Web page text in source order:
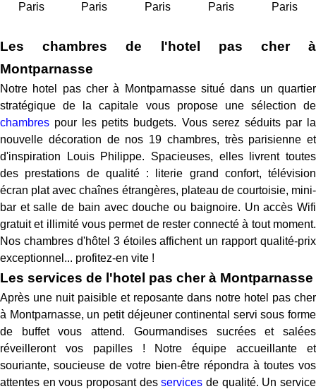
Paris
Paris
Paris
Paris
Paris
Les chambres de l'hotel pas cher à
Montparnasse
Notre hotel pas cher à Montparnasse situé dans un quartier
stratégique de la capitale vous propose une sélection de
chambres pour les petits budgets. Vous serez séduits par la
nouvelle décoration de nos 19 chambres, très parisienne et
d'inspiration Louis Philippe. Spacieuses, elles livrent toutes
des prestations de qualité : literie grand confort, télévision
écran plat avec chaînes étrangères, plateau de courtoisie, mini-
bar et salle de bain avec douche ou baignoire. Un accès Wifi
gratuit et illimité vous permet de rester connecté à tout moment.
Nos chambres d'hôtel 3 étoiles affichent un rapport qualité-prix
exceptionnel... profitez-en vite !
Les services de l'hotel pas cher à Montparnasse
Après une nuit paisible et reposante dans notre hotel pas cher
à Montparnasse, un petit déjeuner continental servi sous forme
de buffet vous attend. Gourmandises sucrées et salées
réveilleront vos papilles ! Notre équipe accueillante et
souriante, soucieuse de votre bien-être répondra à toutes vos
attentes en vous proposant desservices de qualité. Un service